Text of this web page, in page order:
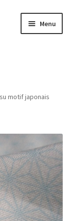
Menu
motif japonais